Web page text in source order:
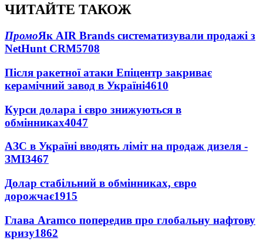
ЧИТАЙТЕ ТАКОЖ
ПромоЯк AIR Brands систематизували продажі з
NetHunt CRM5708
Після ракетної атаки Епіцентр закриває
керамічний завод в Україні4610
Курси долара і євро знижуються в
обмінниках4047
АЗС в Україні вводять ліміт на продаж дизеля -
ЗМІ3467
Долар стабільний в обмінниках, євро
дорожчає1915
Глава Aramco попередив про глобальну нафтову
кризу1862